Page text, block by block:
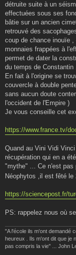
détruite suite à un
effectuées sous ses
bâtie sur un ancien
retrouvé des
coup de chance inouïe
monnaies frappées à
permet de dater la
du temps de Constantin
En fait à l'origine se
couvercle à double
sans aucun doute
l'occident de l'Empire )
Je vous conseille cet
https://www.france.tv/
Quand au Vini Vidi
récupération qui en a
"mythe" ... Ce n'est pas
Néophytos ,il est fêté le
https://sciencepost.fr/
PS: rappelez nous où
"A l'école ils m'ont demandé
heureux . Ils m'ont dit que je
pas compris la vie" ... John